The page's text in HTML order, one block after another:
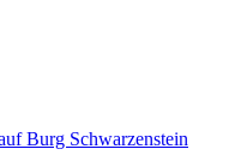
Burg Schwarzenstein